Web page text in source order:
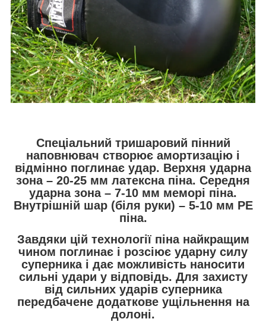
Спеціальний тришаровий пінний
наповнювач створює амортизацію і
відмінно поглинає удар. Верхня ударна
зона – 20-25 мм латексна піна. Середня
ударна зона – 7-10 мм меморі піна.
Внутрішній шар (біля руки) – 5-10 мм PE
піна.
Завдяки цій технології піна найкращим
чином поглинає і розсіює ударну силу
суперника і дає можливість наносити
сильні удари у відповідь. Для захисту
від сильних ударів суперника
передбачене додаткове ущільнення на
долоні.